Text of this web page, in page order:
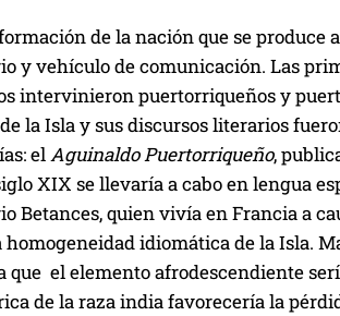
de la nación que se
y vehículo de comunicación. Las
intervinieron puertorriqueños y
la Isla y sus discursos literarios
el Aguinaldo Puertorriqueño,
XIX se llevaría a cabo en lengua
Betances, quien vivía en Francia a
idiomática de la Isla.
que el elemento afrodescendiente
de la raza india favorecería la